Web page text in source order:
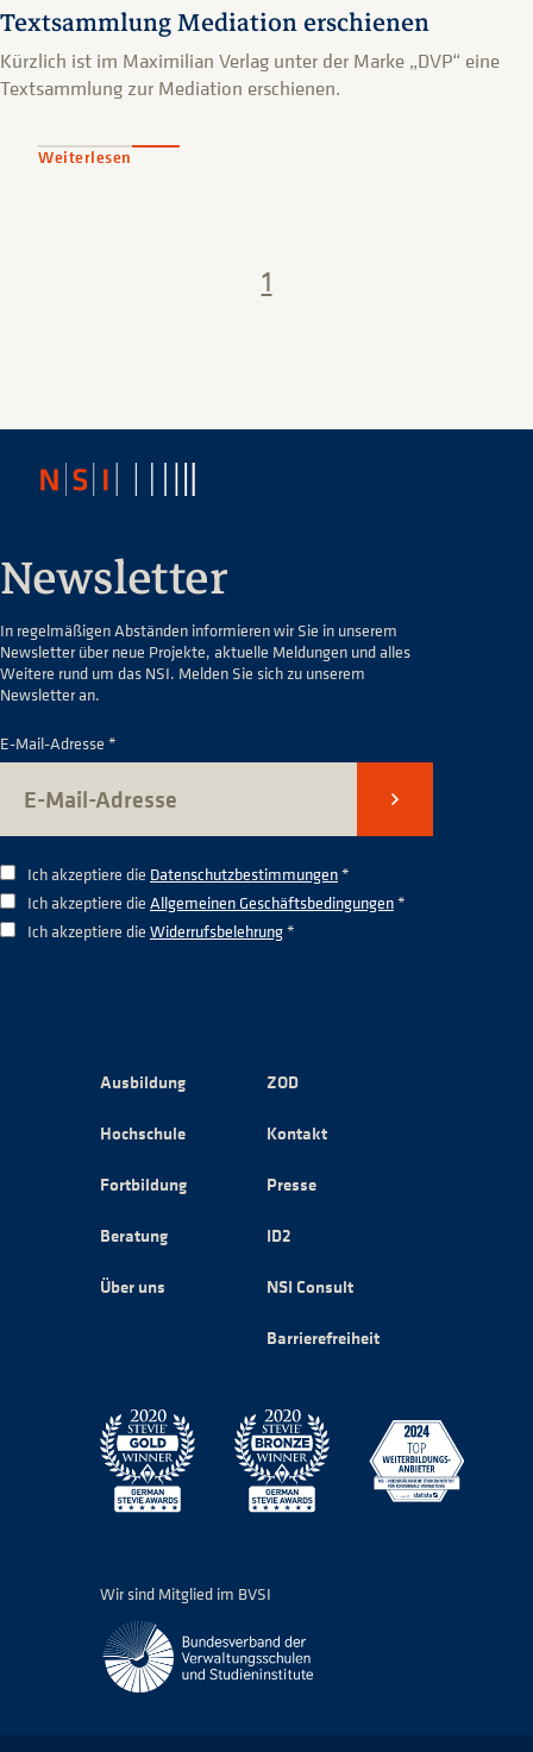
Textsammlung Mediation erschienen
Kürzlich ist im Maximilian Verlag unter der Marke „DVP“ eine
Textsammlung zur Mediation erschienen.
Weiterlesen
1
Newsletter
In regelmäßigen Abständen informieren wir Sie in unserem
Newsletter über neue Projekte, aktuelle Meldungen und alles
Weitere rund um das NSI. Melden Sie sich zu unserem
Newsletter an.
E-Mail-Adresse *
Senden
Ich akzeptiere die Datenschutzbestimmungen*
Ich akzeptiere die Allgemeinen Geschäftsbedingungen*
Ich akzeptiere die Widerrufsbelehrung*
Ausbildung
Hochschule
Fortbildung
Beratung
Über uns
ZOD
Kontakt
Presse
ID2
NSI Consult
Barrierefreiheit
Wir sind Mitglied im BVSI